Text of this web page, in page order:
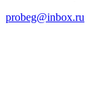
probeg@inbox.ru